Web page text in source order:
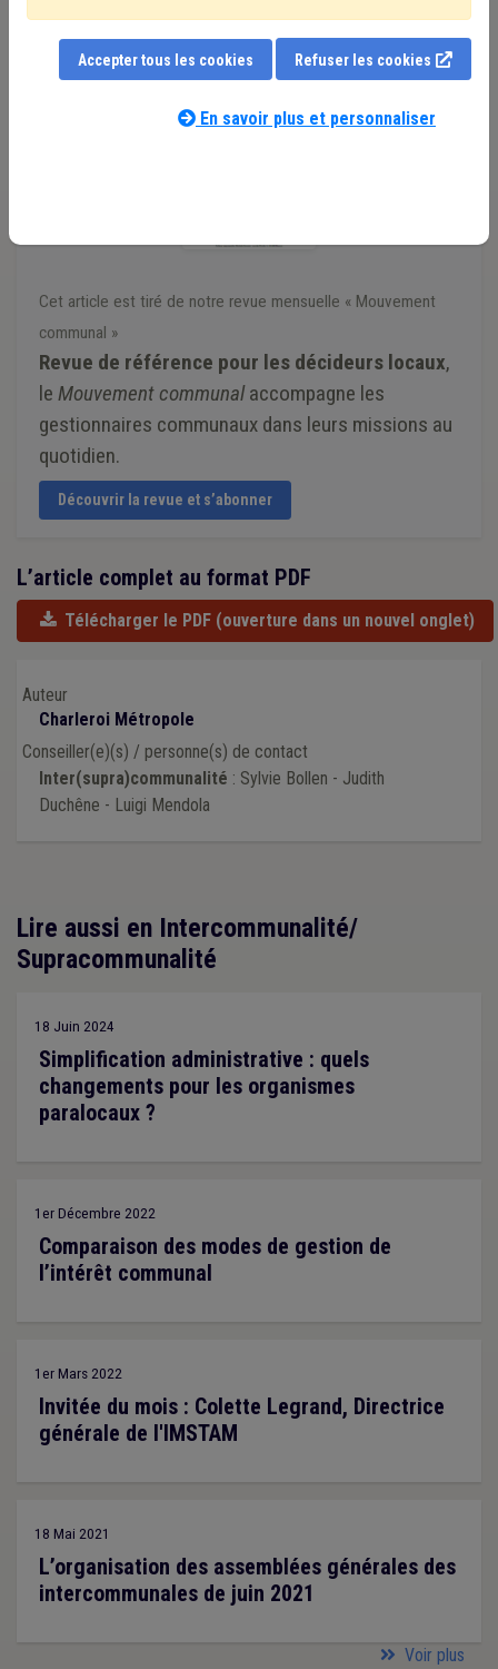
Cet article est tiré de notre revue mensuelle « Mouvement
communal »
Revue de référence pour les décideurs locaux,
le Mouvement communalaccompagne les
gestionnaires communaux dans leurs missions au
quotidien.
Découvrir la revue et s’abonner
L’article complet au format PDF
Télécharger le PDF (ouverture dans un nouvel onglet)
Auteur
Charleroi Métropole
Conseiller(e)(s) / personne(s) de contact
Inter(supra)communalité : Sylvie Bollen - Judith
Duchêne - Luigi Mendola
Lire aussi en Intercommunalité/
Supracommunalité
18 Juin 2024
Simplification administrative : quels
changements pour les organismes
paralocaux ?
1er Décembre 2022
Comparaison des modes de gestion de
l’intérêt communal
1er Mars 2022
Invitée du mois : Colette Legrand, Directrice
générale de l'IMSTAM
18 Mai 2021
L’organisation des assemblées générales des
intercommunales de juin 2021
Voir plus
Accepter tous les cookies Refuser les cookies
En savoir plus et personnaliser